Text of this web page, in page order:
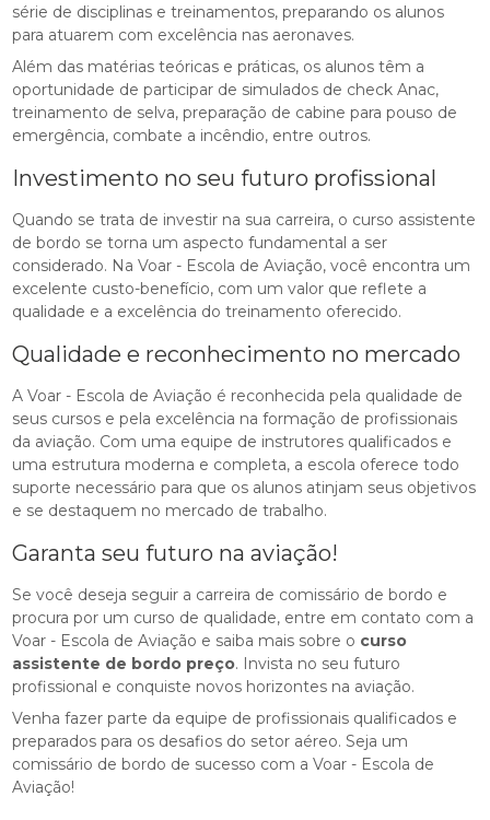
série de disciplinas e treinamentos, preparando os alunos
para atuarem com excelência nas aeronaves.
Além das matérias teóricas e práticas, os alunos têm a
oportunidade de participar de simulados de check Anac,
treinamento de selva, preparação de cabine para pouso de
emergência, combate a incêndio, entre outros.
Investimento no seu futuro profissional
Quando se trata de investir na sua carreira, o curso assistente
de bordo se torna um aspecto fundamental a ser
considerado. Na Voar - Escola de Aviação, você encontra um
excelente custo-benefício, com um valor que reflete a
qualidade e a excelência do treinamento oferecido.
Qualidade e reconhecimento no mercado
A Voar - Escola de Aviação é reconhecida pela qualidade de
seus cursos e pela excelência na formação de profissionais
da aviação. Com uma equipe de instrutores qualificados e
uma estrutura moderna e completa, a escola oferece todo
suporte necessário para que os alunos atinjam seus objetivos
e se destaquem no mercado de trabalho.
Garanta seu futuro na aviação!
Se você deseja seguir a carreira de comissário de bordo e
procura por um curso de qualidade, entre em contato com a
Voar - Escola de Aviação e saiba mais sobre o curso
assistente de bordo preço. Invista no seu futuro
profissional e conquiste novos horizontes na aviação.
Venha fazer parte da equipe de profissionais qualificados e
preparados para os desafios do setor aéreo. Seja um
comissário de bordo de sucesso com a Voar - Escola de
Aviação!